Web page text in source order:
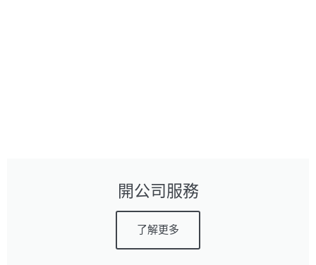
開公司服務
了解更多